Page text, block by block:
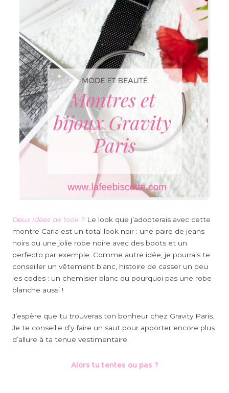
Deux idées de look ? Le look que j’adopterais avec cette
montre Carla est un total look noir : une paire de jeans
noirs ou une jolie robe noire avec des boots et un
perfecto par exemple. Comme autre idée, je pourrais te
conseiller un vêtement blanc, histoire de casser un peu
les codes : un chemisier blanc ou pourquoi pas une robe
blanche aussi !
J’espère que tu trouveras ton bonheur chez Gravity Paris.
Je te conseille d’y faire un saut pour apporter encore plus
d’allure à ta tenue vestimentaire.
Alors tu tentes ou pas ?